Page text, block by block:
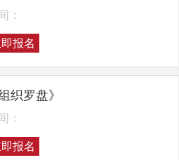
：
报名
组织罗盘》
：
报名